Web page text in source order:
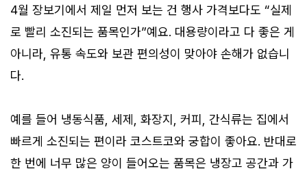
4월 장보기에서 제일 먼저 보는 건 행사 가격보다도 “실제
로 빨리 소진되는 품목인가”예요. 대용량이라고 다 좋은 게
아니라, 유통 속도와 보관 편의성이 맞아야 손해가 없습니
다.
예를 들어 냉동식품, 세제, 화장지, 커피, 간식류는 집에서
빠르게 소진되는 편이라 코스트코와 궁합이 좋아요. 반대로
한 번에 너무 많은 양이 들어오는 품목은 냉장고 공간과 가